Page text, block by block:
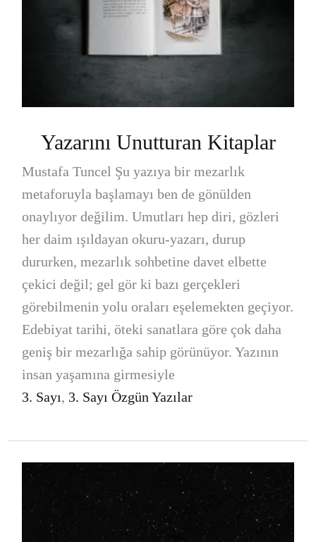
Yazarını Unutturan Kitaplar
Mustafa Tuncel Şu yazıya bir mezarlık
metaforuyla başlamayı ben de gönülden
onaylıyor değilim. Umutları hep diri, gözleri
her daim ışıldayan okuru-yazarı, durup
dururken, mezarlık sohbetine davet elbette
çekici değil; gel gör ki bazı gerçekleri
görebilmenin yolu oraları eşelemekten geçiyor.
Edebiyat tarihi, öteki sanatlara göre çok daha
geniş bir mezarlığa sahip görünüyor. Yazının
insan yaşamına girmesiyle
3. Sayı, 3. Sayı Özgün Yazılar